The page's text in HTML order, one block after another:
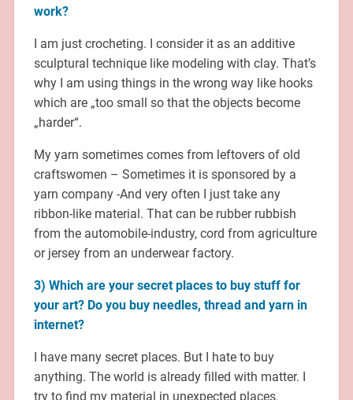
work?
I am just crocheting. I consider it as an additive
sculptural technique like modeling with clay. That’s
why I am using things in the wrong way like hooks
which are „too small so that the objects become
„harder“.
My yarn sometimes comes from leftovers of old
craftswomen – Sometimes it is sponsored by a
yarn company -And very often I just take any
ribbon-like material. That can be rubber rubbish
from the automobile-industry, cord from agriculture
or jersey from an underwear factory.
3) Which are your secret places to buy stuff for
your art? Do you buy needles, thread and yarn in
internet?
I have many secret places. But I hate to buy
anything. The world is already filled with matter. I
try to find my material in unexpected places.